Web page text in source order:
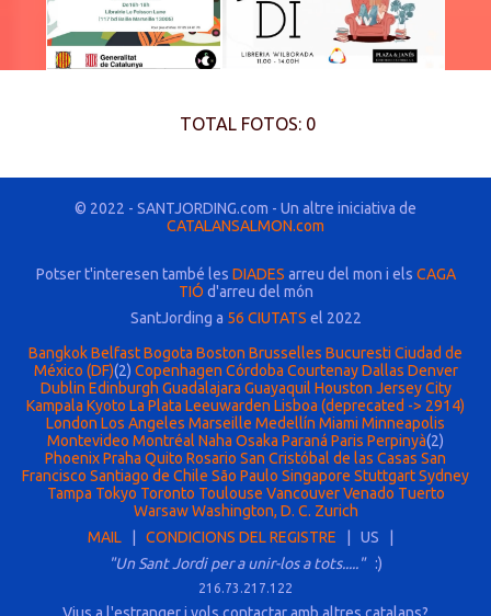
TOTAL FOTOS: 0
© 2022 - SANTJORDING.com - Un altre iniciativa de
CATALANSALMON.com
Potser t'interesen també les DIADES arreu del mon i els CAGA
TIÓ d'arreu del món
SantJording a 56 CIUTATS el 2022
BangkokBelfastBogota Boston Brusselles Bucuresti Ciudad de
México (DF)(2) Copenhagen Córdoba Courtenay Dallas Denver
Dublin Edinburgh Guadalajara Guayaquil Houston Jersey City
Kampala Kyoto La Plata Leeuwarden Lisboa (deprecated -> 2914)
London Los Angeles Marseille Medellín Miami Minneapolis
Montevideo Montréal Naha Osaka Paraná Paris Perpinyà(2)
PhoenixPraha Quito Rosario San Cristóbal de las Casas San
Francisco Santiago de Chile São Paulo Singapore StuttgartSydney
Tampa Tokyo Toronto Toulouse Vancouver Venado Tuerto
Warsaw Washington, D. C. Zurich
MAIL
CONDICIONS DEL REGISTRE | US |
"Un Sant Jordi per a unir-los a tots.....":)
216.73.217.122